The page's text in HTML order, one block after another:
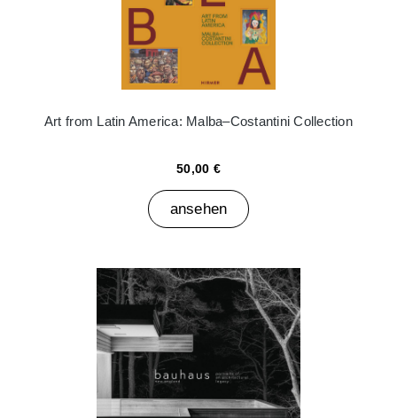
Art from Latin America: Malba–Costantini Collection
50,00 €
ansehen